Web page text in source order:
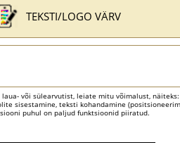
TEKSTI/LOGO VÄRV
või sülearvutist, leiate mitu võimalust,
sisestamine, teksti kohandamine
puhul on paljud funktsioonid piiratud.